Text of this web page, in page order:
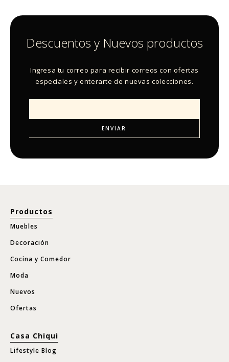
Descuentos y Nuevos productos
Ingresa tu correo para recibir correos con ofertas
especiales y enterarte de nuevas colecciones.
Productos
Muebles
Decoración
Cocina y Comedor
Moda
Nuevos
Ofertas
Casa Chiqui
Lifestyle Blog